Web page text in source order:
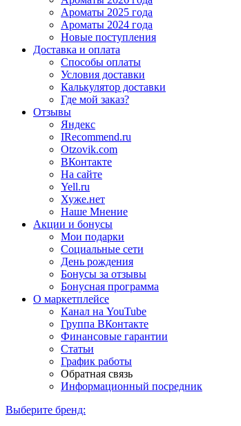
Ароматы 2025 года
Ароматы 2024 года
Новые поступления
Доставка и оплата
Способы оплаты
Условия доставки
Калькулятор доставки
Где мой заказ?
Отзывы
Яндекс
IRecommend.ru
Otzovik.com
ВКонтакте
На сайте
Yell.ru
Хуже.нет
Наше Мнение
Акции и бонусы
Мои подарки
Социальные сети
День рождения
Бонусы за отзывы
Бонусная программа
О маркетплейсе
Канал на YouTube
Группа ВКонтакте
Финансовые гарантии
Статьи
График работы
Обратная связь
Информационный посредник
Выберите бренд: